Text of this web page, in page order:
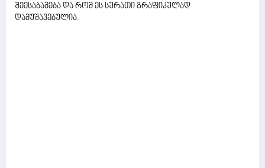
შეესაბამება და რომ ეს სურათი გრაფიკულად
დამუშავებულია.